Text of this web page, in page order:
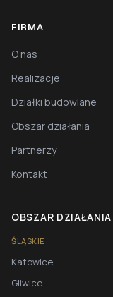
FIRMA
O nas
Realizacje
Działki budowlane
Obszar działania
Partnerzy
Kontakt
OBSZAR DZIAŁANIA
ŚLĄSKIE
Katowice
Gliwice